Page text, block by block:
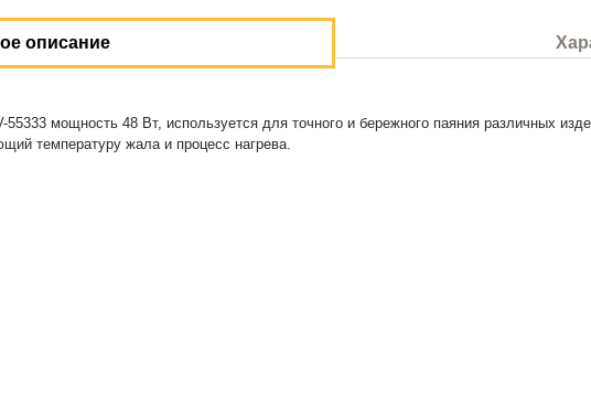
описание
мощность 48 Вт, используется для точного и бережного паяния различных
температуру жала и процесс нагрева.